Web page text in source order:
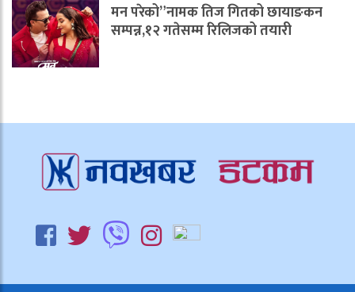
मन परेको”नामक तिज गितको छायाङकन
सम्पन्न,१२ गतेसम्म रिलिजको तयारी